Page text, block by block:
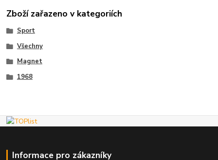
Zboží zařazeno v kategoriích
Sport
Všechny
Magnet
1968
Informace pro zákazníky